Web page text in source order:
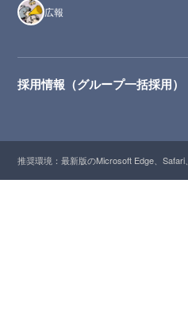
広報
採用情報（グループ一括採用）
推奨環境：最新版のMicrosoft Edge、